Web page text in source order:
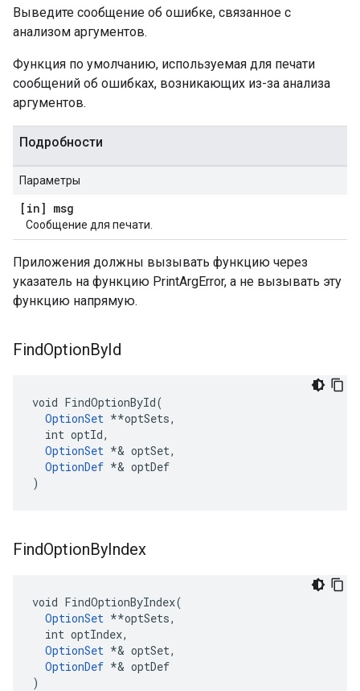
Выведите сообщение об ошибке, связанное с
анализом аргументов.
Функция по умолчанию, используемая для печати
сообщений об ошибках, возникающих из-за анализа
аргументов.
Подробности
Параметры
[in] msg
Сообщение для печати.
Приложения должны вызывать функцию через
указатель на функцию PrintArgError, а не вызывать эту
функцию напрямую.
FindOptionById
void FindOptionById(
OptionSet **optSets,
  int optId,
OptionSet *& optSet,
OptionDef *& optDef
)
FindOptionByIndex
void FindOptionByIndex(
OptionSet **optSets,
  int optIndex,
OptionSet *& optSet,
OptionDef *& optDef
)